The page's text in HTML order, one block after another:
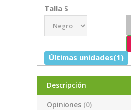
Talla S
Últimas unidades(1)
Descripción
Opiniones (0)